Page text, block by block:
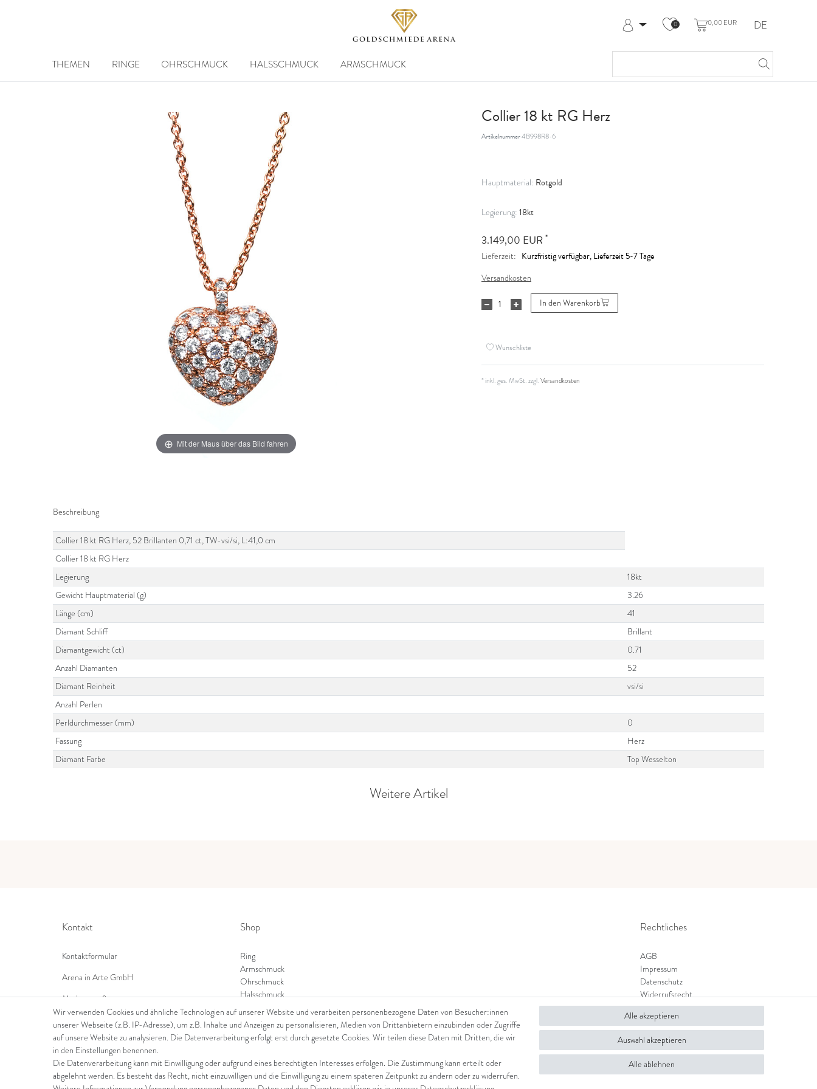
0 0,00 EUR DE
THEMEN RINGE OHRSCHMUCK HALSSCHMUCK ARMSCHMUCK
Mit der Maus über das Bild fahren
Collier 18 kt RG Herz
Artikelnummer4B998R8-6
Hauptmaterial: Rotgold
Legierung: 18kt
3.149,00 EUR *
Lieferzeit: Kurzfristig verfügbar, Lieferzeit 5-7 Tage
Versandkosten
In den Warenkorb
Wunschliste
* inkl. ges. MwSt. zzgl.Versandkosten
Beschreibung
Collier 18 kt RG Herz, 52 Brillanten 0,71 ct, TW-vsi/si, L:41,0 cm
Collier 18 kt RG Herz
Legierung
18kt
Gewicht Hauptmaterial (g)
3.26
Länge (cm)
41
Diamant Schliff
Brillant
Diamantgewicht (ct)
0.71
Anzahl Diamanten
52
Diamant Reinheit
vsi/si
Anzahl Perlen
Perldurchmesser (mm)
0
Fassung
Herz
Diamant Farbe
Top Wesselton
Weitere Artikel
Kontakt
Kontaktformular
Arena in Arte GmbH
Marktgasse 2,
8600 Dübendorf
Tel: +41 44 821 60 40
E-Mail:info@goldschmiede-arena.com
Shop
Ring
Armschmuck
Ohrschmuck
Halsschmuck
Rechtliches
AGB
Impressum
Datenschutz
Widerrufsrecht
Zahlung und Versand
Widerrufsformular
Wir verwenden Cookies und ähnliche Technologien auf unserer Website und verarbeiten personenbezogene Daten von Besucher:innen
unserer Webseite (z.B. IP-Adresse), um z.B. Inhalte und Anzeigen zu personalisieren, Medien von Drittanbietern einzubinden oder Zugriffe
auf unsere Website zu analysieren. Die Datenverarbeitung erfolgt erst durch gesetzte Cookies. Wir teilen diese Daten mit Dritten, die wir
in den Einstellungen benennen.
Die Datenverarbeitung kann mit Einwilligung oder aufgrund eines berechtigten Interesses erfolgen. Die Zustimmung kann erteilt oder
abgelehnt werden. Es besteht das Recht, nicht einzuwilligen und die Einwilligung zu einem späteren Zeitpunkt zu ändern oder zu widerrufen.
Alle akzeptieren
Auswahl akzeptieren
Alle ablehnen